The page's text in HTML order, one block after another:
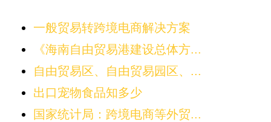
一般贸易转跨境电商解决方案
《海南自由贸易港建设总体方...
自由贸易区、自由贸易园区、...
出口宠物食品知多少
国家统计局：跨境电商等外贸...